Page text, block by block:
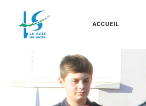
ACCUEIL
LE
MARCHÉ
À
PROPOS
DE
LA
SUZE